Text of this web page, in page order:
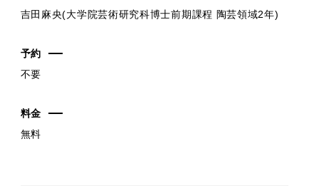
吉田麻央(大学院芸術研究科博士前期課程 陶芸領域2年)
予約
不要
料金
無料